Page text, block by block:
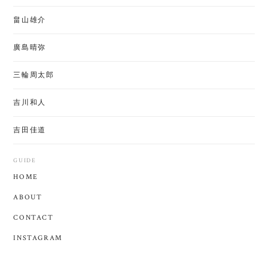
畠山雄介
廣島晴弥
三輪周太郎
吉川和人
吉田佳道
GUIDE
HOME
ABOUT
CONTACT
INSTAGRAM